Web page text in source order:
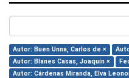
Autor: Buen Unna, Carlos de ×
Autor: Blanes Casas, Joaquín ×
Autor: Cárdenas Miranda, Elva